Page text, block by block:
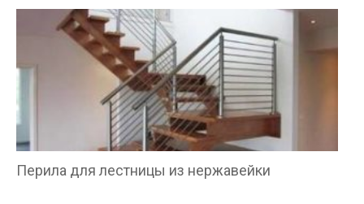
Перила для лестницы из нержавейки